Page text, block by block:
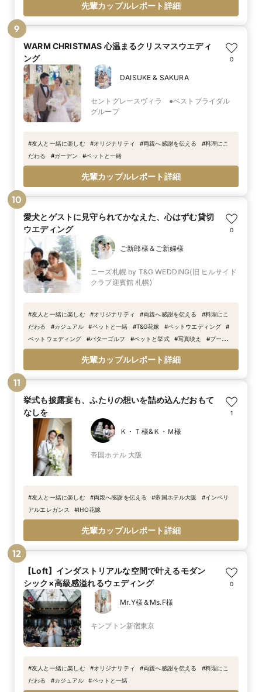
先輩カップルレポート詳細
9
WARM CHRISTMAS 心温まるクリスマスウエディ
ング
0
DAISUKE & SAKURA
セントグレースヴィラ ●ベストブライダル
グループ
#友人と一緒に楽しむ #オリジナリティ #両親へ感謝を伝える #料理にこ
だわる
#ガーデン #ペットと一緒
先輩カップルレポート詳細
10
愛犬とゲストに見守られてかなえた、心はずむ貸切
ウエディング
0
ご新郎様＆ご新婦様
ニーズ札幌 by T&G WEDDING(旧 ヒルサイド
クラブ迎賓館 札幌)
#友人と一緒に楽しむ #オリジナリティ #両親へ感謝を伝える #料理にこ
だわる
#カジュアル #ペットと一緒 #T&G花嫁 #ペットウエディング
#
ペットウェディング
#パターゴルフ #ペットと挙式 #写真映え #プール
#T&G #トレンド #インナーガーデン #リボン #WEDDING
先輩カップルレポート詳細
11
挙式も披露宴も、ふたりの想いを詰め込んだおもて
なしを
1
Ｋ・Ｔ様&Ｋ・Ｍ様
帝国ホテル 大阪
#友人と一緒に楽しむ #両親へ感謝を伝える #帝国ホテル大阪 #インペリ
アルエレガンス
#IHO花嫁
先輩カップルレポート詳細
12
【Loft】インダストリアルな空間で叶えるモダン
シック×高級感溢れるウェディング
0
Mr.Y様＆Ms.F様
キンプトン新宿東京
#友人と一緒に楽しむ #オリジナリティ #両親へ感謝を伝える #料理にこ
だわる
#カジュアル #ペットと一緒